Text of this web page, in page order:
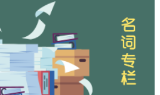
十六区概览
图说北京 视频北京